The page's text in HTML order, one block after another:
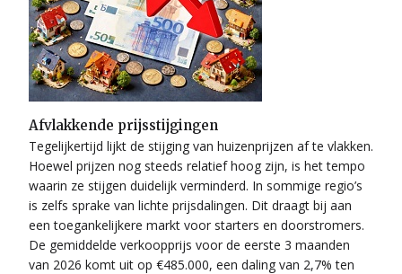
Afvlakkende prijsstijgingen
Tegelijkertijd lijkt de stijging van huizenprijzen af te vlakken.
Hoewel prijzen nog steeds relatief hoog zijn, is het tempo
waarin ze stijgen duidelijk verminderd. In sommige regio’s
is zelfs sprake van lichte prijsdalingen. Dit draagt bij aan
een toegankelijkere markt voor starters en doorstromers.
De gemiddelde verkoopprijs voor de eerste 3 maanden
van 2026 komt uit op €485.000, een daling van 2,7% ten